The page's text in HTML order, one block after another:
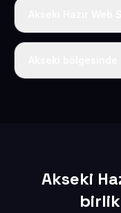
Tek fiyat uygulanır:
Akseki